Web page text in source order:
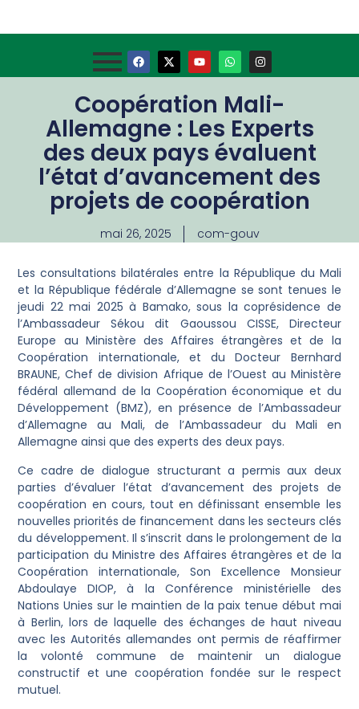
Coopération Mali-
Allemagne : Les Experts
des deux pays évaluent
l’état d’avancement des
projets de coopération
mai 26, 2025 com-gouv
Les consultations bilatérales entre la République du Mali
et la République fédérale d’Allemagne se sont tenues le
jeudi 22 mai 2025 à Bamako, sous la coprésidence de
l’Ambassadeur Sékou dit Gaoussou CISSE, Directeur
Europe au Ministère des Affaires étrangères et de la
Coopération internationale, et du Docteur Bernhard
BRAUNE, Chef de division Afrique de l’Ouest au Ministère
fédéral allemand de la Coopération économique et du
Développement (BMZ), en présence de l’Ambassadeur
d’Allemagne au Mali, de l’Ambassadeur du Mali en
Allemagne ainsi que des experts des deux pays.
Ce cadre de dialogue structurant a permis aux deux
parties d’évaluer l’état d’avancement des projets de
coopération en cours, tout en définissant ensemble les
nouvelles priorités de financement dans les secteurs clés
du développement. Il s’inscrit dans le prolongement de la
participation du Ministre des Affaires étrangères et de la
Coopération internationale, Son Excellence Monsieur
Abdoulaye DIOP, à la Conférence ministérielle des
Nations Unies sur le maintien de la paix tenue début mai
à Berlin, lors de laquelle des échanges de haut niveau
avec les Autorités allemandes ont permis de réaffirmer
la volonté commune de maintenir un dialogue
constructif et une coopération fondée sur le respect
mutuel.